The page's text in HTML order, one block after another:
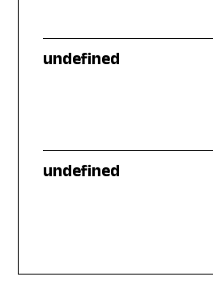
undefined
undefined